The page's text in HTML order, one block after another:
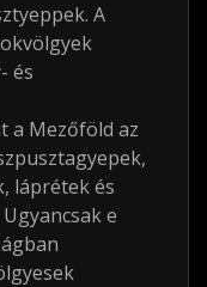
A
és
a Mezőföld az
láprétek és
e